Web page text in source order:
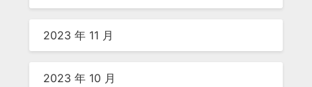
2023 年 11 月
2023 年 10 月